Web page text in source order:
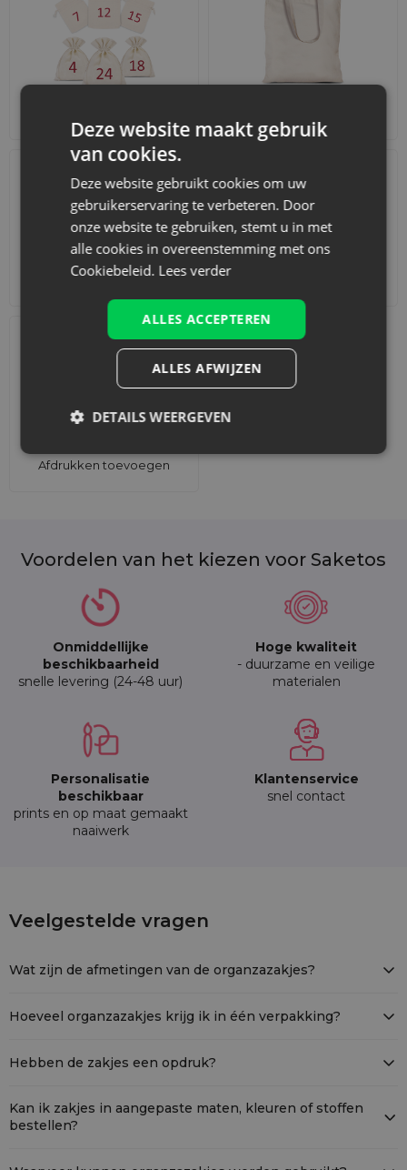
Accessoires en decoraties
Afdrukken toevoegen
Voordelen van het kiezen voor Saketos
Onmiddellijke
beschikbaarheid
snelle levering (24-48 uur)
Hoge kwaliteit
- duurzame en veilige
materialen
Personalisatie
beschikbaar
prints en op maat gemaakt
naaiwerk
Klantenservice
snel contact
10 stuks Organza zakjes 15 x 20 cm -
Veelgestelde vragen
Wat zijn de afmetingen van de organzazakjes?
werkelijke grootte kan variëren met +/- 1 cm.
Hoeveel organzazakjes krijg ik in één verpakking?
Hebben de zakjes een opdruk?
Kan ik zakjes in aangepaste maten, kleuren of stoffen
bestellen?
Deze website maakt gebruik
van cookies.
Deze website gebruikt cookies om uw
gebruikerservaring te verbeteren. Door
onze website te gebruiken, stemt u in met
alle cookies in overeenstemming met ons
Cookiebeleid. Lees verder
ALLES ACCEPTEREN
ALLES AFWIJZEN
DETAILS WEERGEVEN